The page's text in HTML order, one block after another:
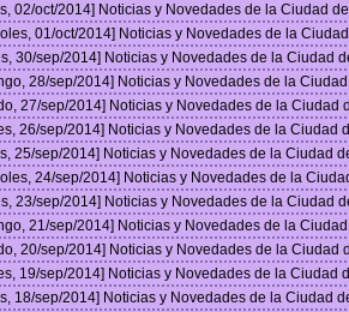
02/oct/2014] Noticias y Novedades de la Ciudad
01/oct/2014] Noticias y Novedades de la
30/sep/2014] Noticias y Novedades de la Ciudad
28/sep/2014] Noticias y Novedades de la
27/sep/2014] Noticias y Novedades de la Ciudad
26/sep/2014] Noticias y Novedades de la Ciudad
25/sep/2014] Noticias y Novedades de la Ciudad
24/sep/2014] Noticias y Novedades de la
23/sep/2014] Noticias y Novedades de la Ciudad
21/sep/2014] Noticias y Novedades de la
20/sep/2014] Noticias y Novedades de la Ciudad
19/sep/2014] Noticias y Novedades de la Ciudad
18/sep/2014] Noticias y Novedades de la Ciudad